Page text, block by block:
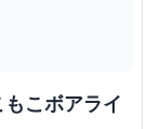
こボアライ